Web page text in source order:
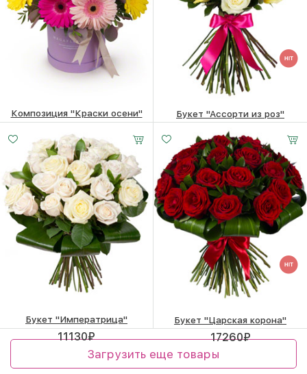
Композиция "Краски осени" Букет "Ассорти из роз"
10660
Букет "Императрица"
11130₽
Букет "Царская корона"
17260₽
Загрузить еще товары